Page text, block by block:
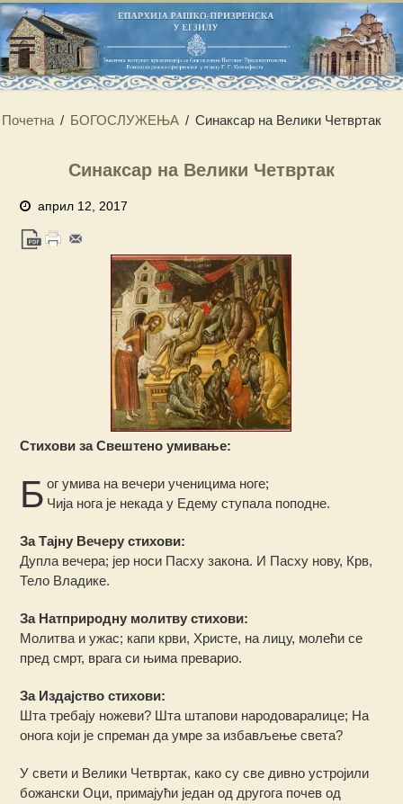
Почетна / БОГОСЛУЖЕЊА / Синаксар на Велики Четвртак
Синаксар на Велики Четвртак
април 12, 2017
Стихови за Свештено умивање:
Б ог умива на вечери ученицима ноге;
Чија нога је некада у Едему ступала поподне.
За Тајну Вечеру стихови:
Дупла вечера; јер носи Пасху закона. И Пасху нову, Крв,
Тело Владике.
За Натприродну молитву стихови:
Молитва и ужас; капи крви, Христе, на лицу, молећи се
пред смрт, врага си њима преварио.
За Издајство стихови:
Шта требају ножеви? Шта штапови народоваралице; На
онога који је спреман да умре за избављење света?
У свети и Велики Четвртак, како су све дивно устројили
божански Оци, примајући један од другога почев од